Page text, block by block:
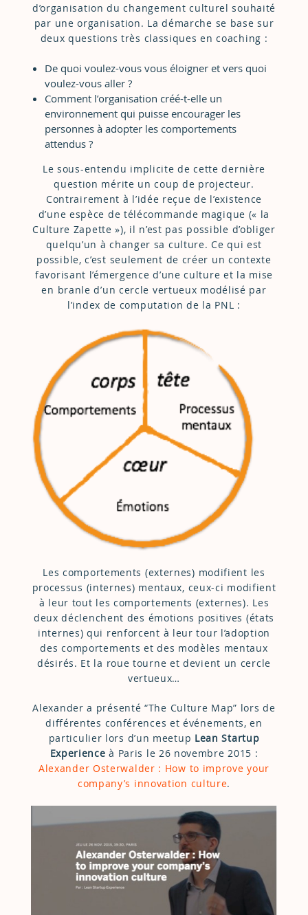
d’organisation du changement culturel souhaité
par une organisation. La démarche se base sur
deux questions très classiques en coaching :
De quoi voulez-vous vous éloigner et vers quoi
voulez-vous aller ?
Comment l’organisation créé-t-elle un
environnement qui puisse encourager les
personnes à adopter les comportements
attendus ?
Le sous-entendu implicite de cette dernière
question mérite un coup de projecteur.
Contrairement à l’idée reçue de l’existence
d’une espèce de télécommande magique (« la
Culture Zapette »), il n’est pas possible d’obliger
quelqu’un à changer sa culture. Ce qui est
possible, c’est seulement de créer un contexte
favorisant l’émergence d’une culture et la mise
en branle d’un cercle vertueux modélisé par
l’index de computation de la PNL :
Les comportements (externes) modifient les
processus (internes) mentaux, ceux-ci modifient
à leur tout les comportements (externes). Les
deux déclenchent des émotions positives (états
internes) qui renforcent à leur tour l’adoption
des comportements et des modèles mentaux
désirés. Et la roue tourne et devient un cercle
vertueux…
Alexander a présenté “The Culture Map” lors de
différentes conférences et événements, en
particulier lors d’un meetup Lean Startup
Experience à Paris le 26 novembre 2015 :
Alexander Osterwalder : How to improve your
company’s innovation culture.